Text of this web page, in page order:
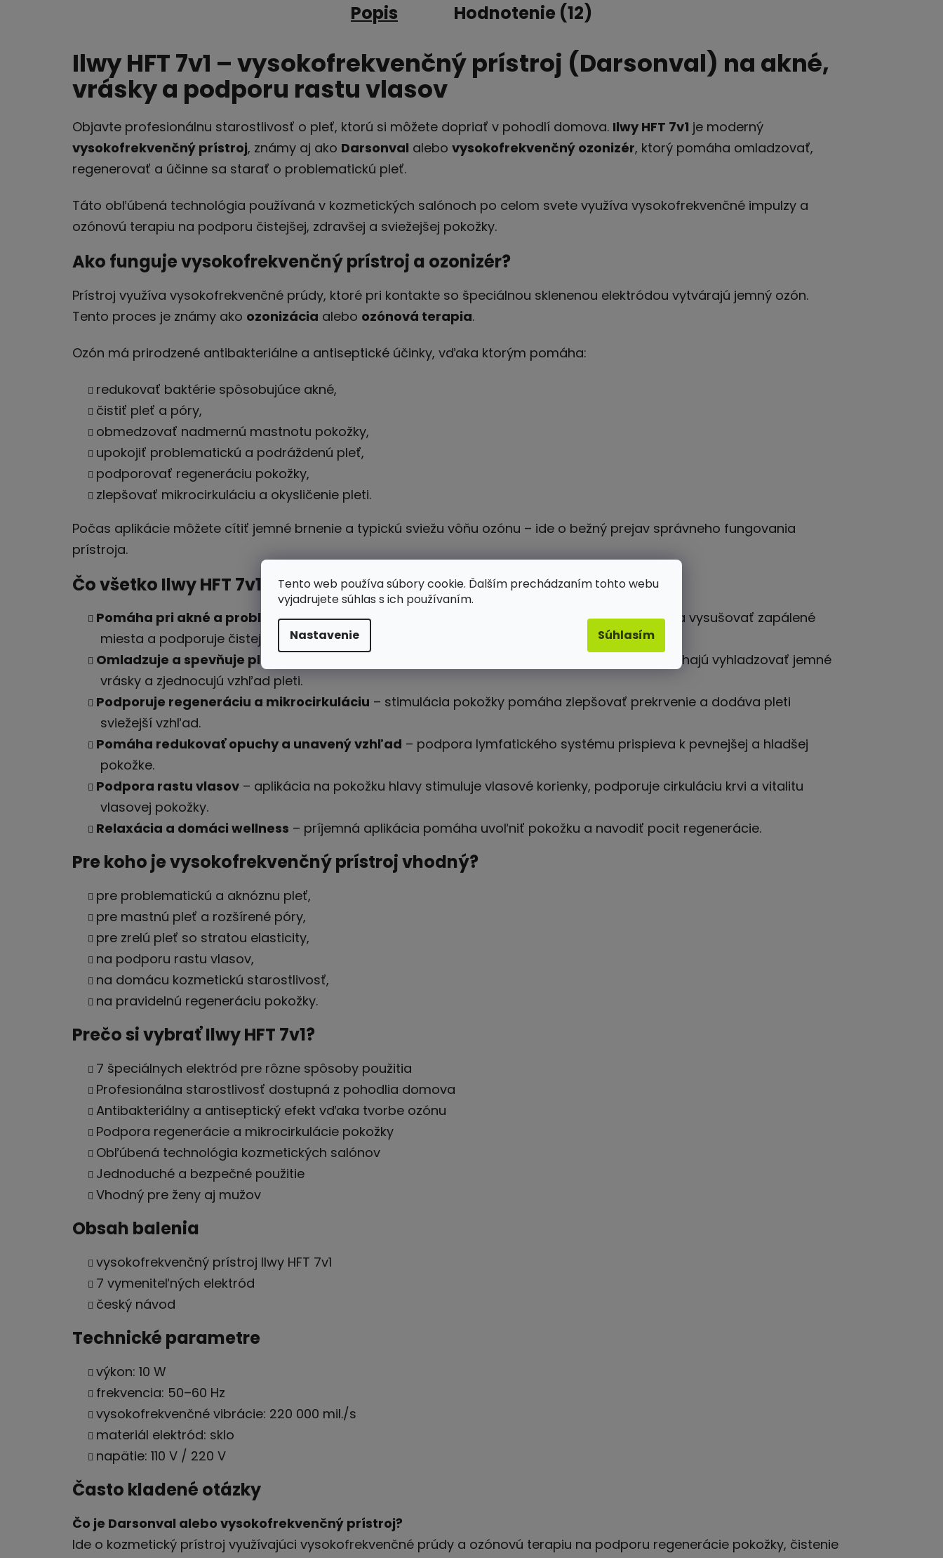
Tento web používa súbory cookie. Ďalším prechádzaním tohto webu
vyjadrujete súhlas s ich používaním.
Nastavenie Súhlasím
Popis Hodnotenie (12)
Ilwy HFT 7v1 – vysokofrekvenčný prístroj (Darsonval) na akné,
vrásky a podporu rastu vlasov
Objavte profesionálnu starostlivosť o pleť, ktorú si môžete dopriať v pohodlí domova. Ilwy HFT 7v1 je moderný
vysokofrekvenčný prístroj, známy aj ako Darsonval alebo vysokofrekvenčný ozonizér, ktorý pomáha omladzovať,
regenerovať a účinne sa starať o problematickú pleť.
Táto obľúbená technológia používaná v kozmetických salónoch po celom svete využíva vysokofrekvenčné impulzy a
ozónovú terapiu na podporu čistejšej, zdravšej a sviežejšej pokožky.
Ako funguje vysokofrekvenčný prístroj a ozonizér?
Prístroj využíva vysokofrekvenčné prúdy, ktoré pri kontakte so špeciálnou sklenenou elektródou vytvárajú jemný ozón.
Tento proces je známy ako ozonizácia alebo ozónová terapia.
Ozón má prirodzené antibakteriálne a antiseptické účinky, vďaka ktorým pomáha:
redukovať baktérie spôsobujúce akné,
čistiť pleť a póry,
obmedzovať nadmernú mastnotu pokožky,
upokojiť problematickú a podráždenú pleť,
podporovať regeneráciu pokožky,
zlepšovať mikrocirkuláciu a okysličenie pleti.
Počas aplikácie môžete cítiť jemné brnenie a typickú sviežu vôňu ozónu – ide o bežný prejav správneho fungovania
prístroja.
Čo všetko Ilwy HFT 7v1 dokáže?
Pomáha pri akné a problematickej pleti– ozónová terapia pôsobí antibakteriálne, pomáha vysušovať zapálené
miesta a podporuje čistejší vzhľad pokožky.
Omladzuje a spevňuje pleť
– vysokofrekvenčné impulzy podporujú elasticitu pokožky, pomáhajú vyhladzovať jemné
vrásky a zjednocujú vzhľad pleti.
Podporuje regeneráciu a mikrocirkuláciu – stimulácia pokožky pomáha zlepšovať prekrvenie a dodáva pleti
sviežejší vzhľad.
Pomáha redukovať opuchy a unavený vzhľad – podpora lymfatického systému prispieva k pevnejšej a hladšej
pokožke.
Podpora rastu vlasov – aplikácia na pokožku hlavy stimuluje vlasové korienky, podporuje cirkuláciu krvi a vitalitu
vlasovej pokožky.
Relaxácia a domáci wellness – príjemná aplikácia pomáha uvoľniť pokožku a navodiť pocit regenerácie.
Pre koho je vysokofrekvenčný prístroj vhodný?
pre problematickú a aknóznu pleť,
pre mastnú pleť a rozšírené póry,
pre zrelú pleť so stratou elasticity,
na podporu rastu vlasov,
na domácu kozmetickú starostlivosť,
na pravidelnú regeneráciu pokožky.
Prečo si vybrať Ilwy HFT 7v1?
7 špeciálnych elektród pre rôzne spôsoby použitia
Profesionálna starostlivosť dostupná z pohodlia domova
Antibakteriálny a antiseptický efekt vďaka tvorbe ozónu
Podpora regenerácie a mikrocirkulácie pokožky
Obľúbená technológia kozmetických salónov
Jednoduché a bezpečné použitie
Vhodný pre ženy aj mužov
Obsah balenia
vysokofrekvenčný prístroj Ilwy HFT 7v1
7 vymeniteľných elektród
český návod
Technické parametre
výkon: 10 W
frekvencia: 50–60 Hz
vysokofrekvenčné vibrácie: 220 000 mil./s
materiál elektród: sklo
napätie: 110 V / 220 V
Často kladené otázky
Čo je Darsonval alebo vysokofrekvenčný prístroj?
Ide o kozmetický prístroj využívajúci vysokofrekvenčné prúdy a ozónovú terapiu na podporu regenerácie pokožky, čistenie